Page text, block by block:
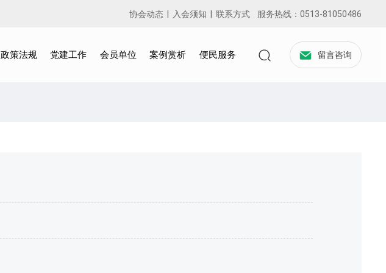
协会动态| 入会须知 | 联系方式服务热线： 0513-81050486
政策法规 党建工作 会员单位 案例赏析 便民服务 留言咨询